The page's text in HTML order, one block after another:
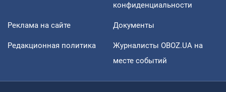
конфиденциальности
Реклама на сайте Документы
Редакционная политика
Журналисты OBOZ.UA на
месте событий